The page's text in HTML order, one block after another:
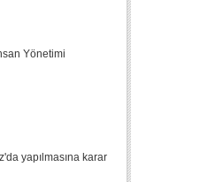
Yönetimi
yapılmasına karar